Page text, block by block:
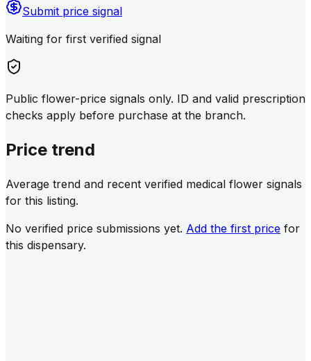
Submit price signal
Waiting for first verified signal
Public flower-price signals only. ID and valid prescription
checks apply before purchase at the branch.
Price trend
Average trend and recent verified medical flower signals
for this listing.
No verified price submissions yet. Add the first price for
this dispensary.